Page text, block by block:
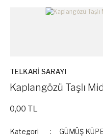
TELKARİ SARAYI
Kaplangözü Taşlı
0,00 TL
Kategori
GÜMÜŞ